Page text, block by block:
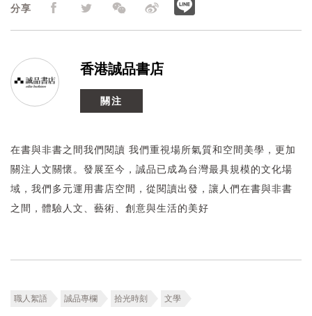
分享
香港誠品書店
關注
在書與非書之間我們閱讀 我們重視場所氣質和空間美學，更加
關注人文關懷。發展至今，誠品已成為台灣最具規模的文化場
域，我們多元運用書店空間，從閱讀出發，讓人們在書與非書
之間，體驗人文、藝術、創意與生活的美好
職人絮語 誠品專欄 拾光時刻 文學